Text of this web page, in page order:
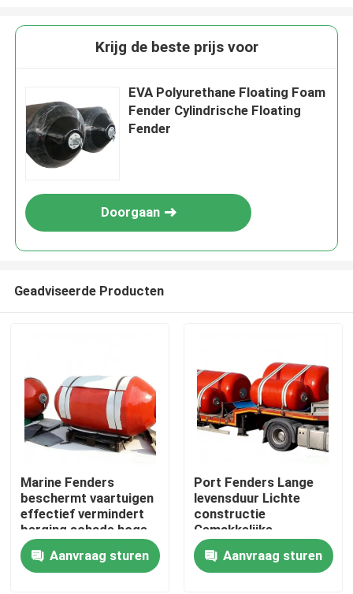
Thuis
Producten
Krijg de beste prijs voor
EVA Polyurethane Floating Foam
Fender Cylindrische Floating
Fender
Doorgaan
Geadviseerde Producten
Marine Fenders
beschermt vaartuigen
effectief vermindert
berging schade hoge
compressie herstel
Aanvraag sturen
Port Fenders Lange
levensduur Lichte
constructie
Gemakkelijke
installatie
Aanvraag sturen